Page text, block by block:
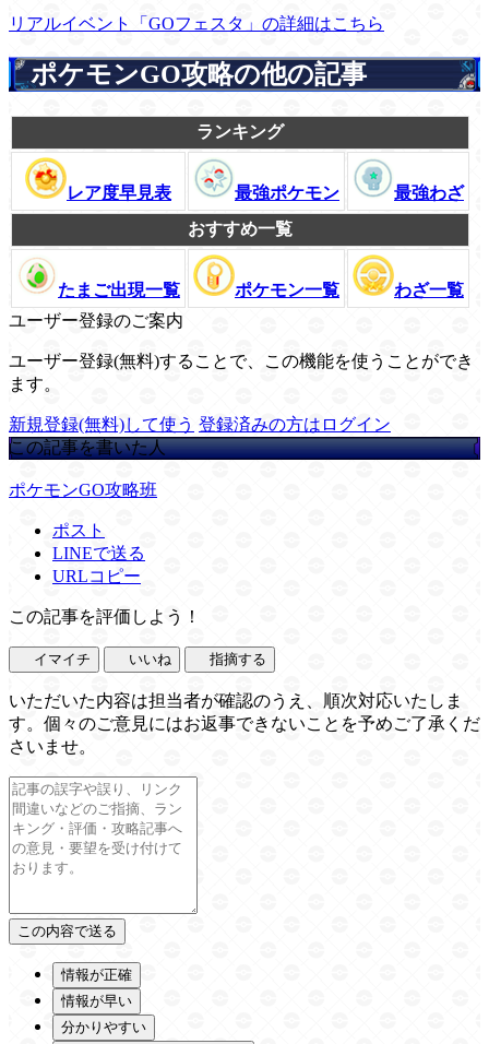
リアルイベント「GOフェスタ」の詳細はこちら
ポケモンGO攻略の他の記事
ランキング
レア度早見表 最強ポケモン
最強わざ
おすすめ一覧
たまご出現一覧 ポケモン一覧
わざ一覧
ユーザー登録のご案内
ユーザー登録(無料)することで、この機能を使うことができ
ます。
新規登録(無料)して使う 登録済みの方はログイン
この記事を書いた人
ポケモンGO攻略班
ポスト
LINEで送る
URLコピー
この記事を評価しよう！
イマイチ いいね 指摘する
いただいた内容は担当者が確認のうえ、順次対応いたしま
す。個々のご意見にはお返事できないことを予めご了承くだ
さいませ。
情報が正確
情報が早い
分かりやすい